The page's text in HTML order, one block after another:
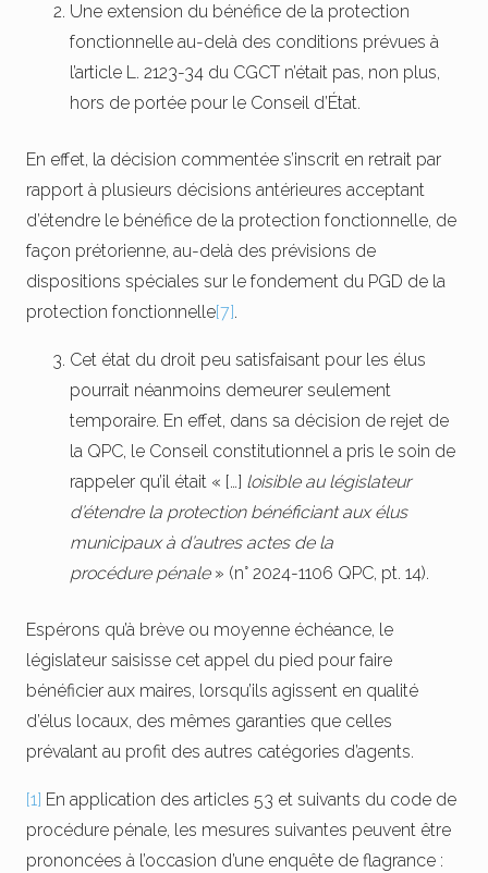
Une extension du bénéfice de la protection
fonctionnelle au-delà des conditions prévues à
l’article L. 2123-34 du CGCT n’était pas, non plus,
hors de portée pour le Conseil d’État.
En effet, la décision commentée s’inscrit en retrait par
rapport à plusieurs décisions antérieures acceptant
d’étendre le bénéfice de la protection fonctionnelle, de
façon prétorienne, au-delà des prévisions de
dispositions spéciales sur le fondement du PGD de la
protection fonctionnelle[7].
Cet état du droit peu satisfaisant pour les élus
pourrait néanmoins demeurer seulement
temporaire. En effet, dans sa décision de rejet de
la QPC, le Conseil constitutionnel a pris le soin de
rappeler qu’il était « […] loisible au législateur
d’étendre la protection bénéficiant aux élus
municipaux à d’autres actes de la
procédure pénale » (n° 2024-1106 QPC, pt. 14).
Espérons qu’à brève ou moyenne échéance, le
législateur saisisse cet appel du pied pour faire
bénéficier aux maires, lorsqu’ils agissent en qualité
d’élus locaux, des mêmes garanties que celles
prévalant au profit des autres catégories d’agents.
[1] En application des articles 53 et suivants du code de
procédure pénale, les mesures suivantes peuvent être
prononcées à l’occasion d’une enquête de flagrance :